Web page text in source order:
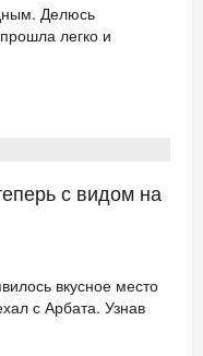
Делюсь
легко и
с видом на
вкусное место
с Арбата. Узнав